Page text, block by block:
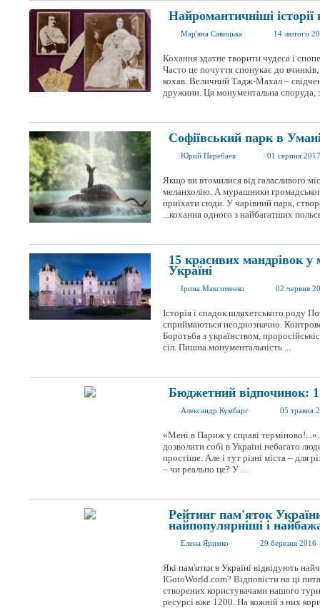
Найромантичніші
Мар'яна Савицька 14 лютого
Кохання здатне творити чудеса і
Часто це почуття спонукає до
кохав. Величний Тадж-Махал –
дружини. Ця монументальна споруда,
Софіївський парк в
Юрий Перебаев 01 серпня 2017
Якщо ви втомилися від галасливого
меланхолію. А мурашники
приїхати сюди. У чарівний парк,
...кохання одного з найбагатших
15 красивих мандрівок
Україні
Ірина Максименко 02 червня
Історія і спадок шляхетського роду
сприймаються неоднозначно.
Боротьба з українством,
сіл. Пишна монументальність ...
Бюджетний відпочинок:
Александр Кумбарг 05 травня
«Мені в Париж у справі
дозволити собі в Україні небагато
простіше. Але і тут різні міста – для
– чи реально це? У ...
Рейтинг пам'яток
найпопулярніші і
Елена Яримко 29 березня 2016
Які пам'ятки в Україні відвідують
IGotoWorld.com? Відповісти на ці
створених користувачами нашого
ресурсі вже 1200. На кожній з них